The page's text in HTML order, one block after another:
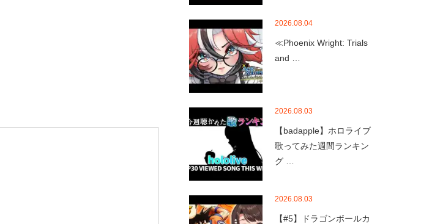
2026.08.04
≪Phoenix Wright: Trials
and …
2026.08.03
【badapple】ホロライブ
歌ってみた週間ランキン
グ …
2026.08.03
【#5】ドラゴンボールカ